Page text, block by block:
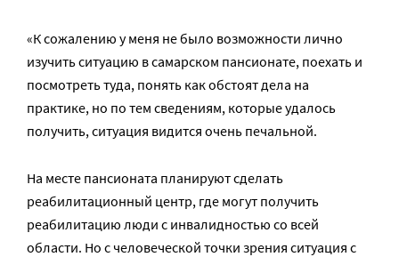
«К сожалению у меня не было возможности лично
изучить ситуацию в самарском пансионате, поехать и
посмотреть туда, понять как обстоят дела на
практике, но по тем сведениям, которые удалось
получить, ситуация видится очень печальной.
На месте пансионата планируют сделать
реабилитационный центр, где могут получить
реабилитацию люди с инвалидностью со всей
области. Но с человеческой точки зрения ситуация с